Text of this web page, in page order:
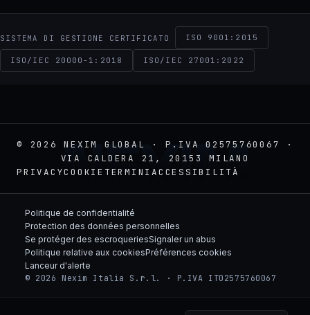
SISTEMA DI GESTIONE CERTIFICATO ISO 9001:2015
ISO/IEC 20000-1:2018 ISO/IEC 27001:2022
© 2026 NEXIM GLOBAL · P.IVA 02575760067 ·
VIA CALDERA 21, 20153 MILANO
PRIVACYCOOKIE TERMINI ACCESSIBILITÀ
NEXIM
Politique de confidentialité
Protection des données personnelles
Se protéger des escroqueriesSignaler un abus
Politique relative aux cookiesPréférences cookies
Lanceur d'alerte
© 2026 Nexim Italia S.r.l. · P.IVA IT02575760067